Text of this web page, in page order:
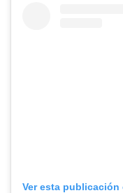
Ver esta publicación